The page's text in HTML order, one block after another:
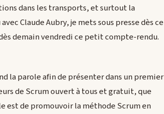
dans les transports, et surtout la
Claude Aubry, je mets sous presse dès ce
demain vendredi ce petit compte-rendu.
la parole afin de présenter dans un premier
de Scrum ouvert à tous et gratuit, que
est de promouvoir la méthode Scrum en